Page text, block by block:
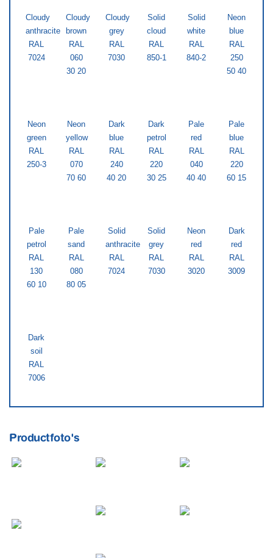
Cloudy
anthracite
RAL
7024
Cloudy
brown
RAL
060
30 20
Cloudy
grey
RAL
7030
Solid
cloud
RAL
850-1
Solid
white
RAL
840-2
Neon
blue
RAL
250
50 40
Neon
green
RAL
250-3
Neon
yellow
RAL
070
70 60
Dark
blue
RAL
240
40 20
Dark
petrol
RAL
220
30 25
Pale
red
RAL
040
40 40
Pale
blue
RAL
220
60 15
Pale
petrol
RAL
130
60 10
Pale
sand
RAL
080
80 05
Solid
anthracite
RAL
7024
Solid
grey
RAL
7030
Neon
red
RAL
3020
Dark
red
RAL
3009
Dark
soil
RAL
7006
Productfoto's